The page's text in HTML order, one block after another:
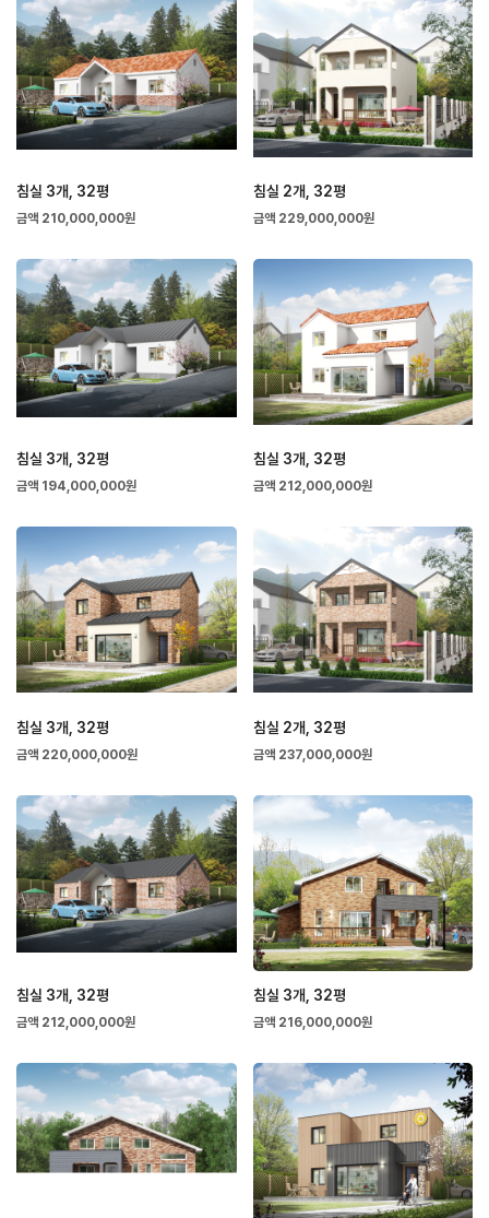
침실 3개, 32평
금액 210,000,000원
침실 2개, 32평
금액 229,000,000원
침실 3개, 32평
금액 194,000,000원
침실 3개, 32평
금액 212,000,000원
침실 3개, 32평
금액 220,000,000원
침실 2개, 32평
금액 237,000,000원
침실 3개, 32평
금액 212,000,000원
침실 3개, 32평
금액 216,000,000원